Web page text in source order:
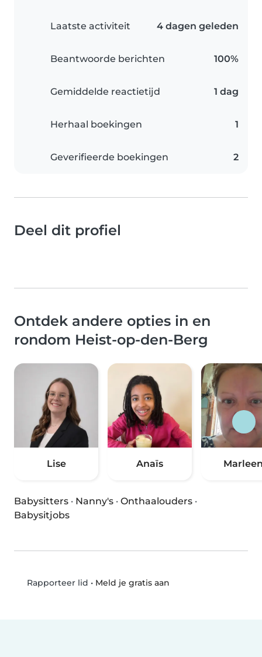
Laatste activiteit 4 dagen geleden
Beantwoorde berichten 100%
Gemiddelde reactietijd 1 dag
Herhaal boekingen 1
Geverifieerde boekingen 2
Deel dit profiel
Ontdek andere opties in en
rondom Heist-op-den-Berg
Lise Anaïs
Babysitters · Nanny's · Onthaalouders ·
Babysitjobs
Rapporteer lid • Meld je gratis aan